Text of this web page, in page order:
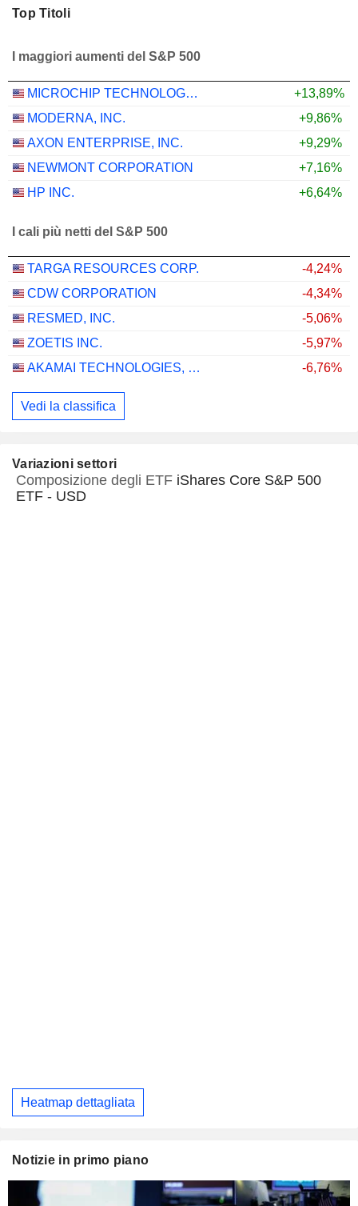
Top Titoli
I maggiori aumenti del S&P 500
MICROCHIP TECHNOLOGY INCORPORATED
+13,89%
MODERNA, INC.
+9,86%
AXON ENTERPRISE, INC.
+9,29%
NEWMONT CORPORATION
+7,16%
HP INC.
+6,64%
I cali più netti del S&P 500
TARGA RESOURCES CORP.
-4,24%
CDW CORPORATION
-4,34%
RESMED, INC.
-5,06%
ZOETIS INC.
-5,97%
AKAMAI TECHNOLOGIES, INC.
-6,76%
Vedi la classifica
Variazioni settori
Composizione degli ETF iShares Core S&P 500
ETF - USD
Heatmap dettagliata
Notizie in primo piano